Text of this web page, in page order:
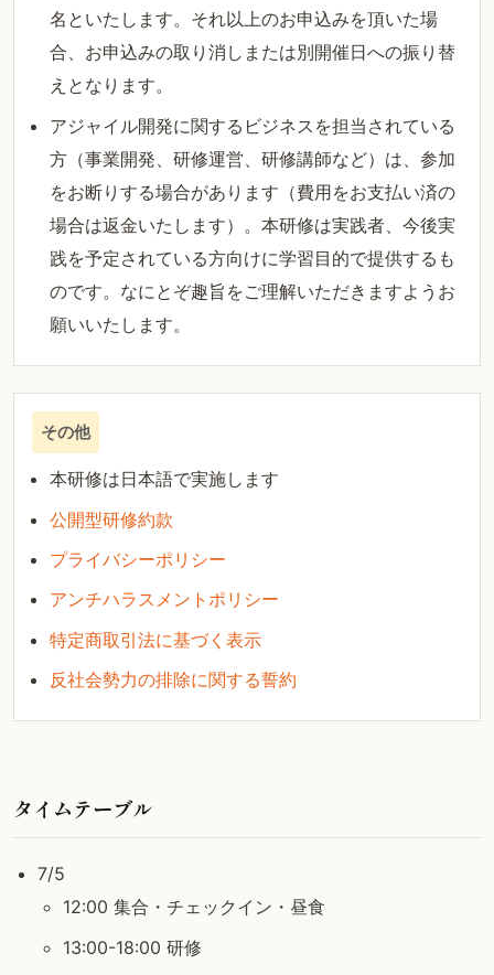
名といたします。それ以上のお申込みを頂いた場
合、お申込みの取り消しまたは別開催日への振り替
えとなります。
アジャイル開発に関するビジネスを担当されている
方（事業開発、研修運営、研修講師など）は、参加
をお断りする場合があります（費用をお支払い済の
場合は返金いたします）。本研修は実践者、今後実
践を予定されている方向けに学習目的で提供するも
のです。なにとぞ趣旨をご理解いただきますようお
願いいたします。
その他
本研修は日本語で実施します
公開型研修約款
プライバシーポリシー
アンチハラスメントポリシー
特定商取引法に基づく表示
反社会勢力の排除に関する誓約
タイムテーブル
7/5
12:00 集合・チェックイン・昼食
13:00-18:00 研修